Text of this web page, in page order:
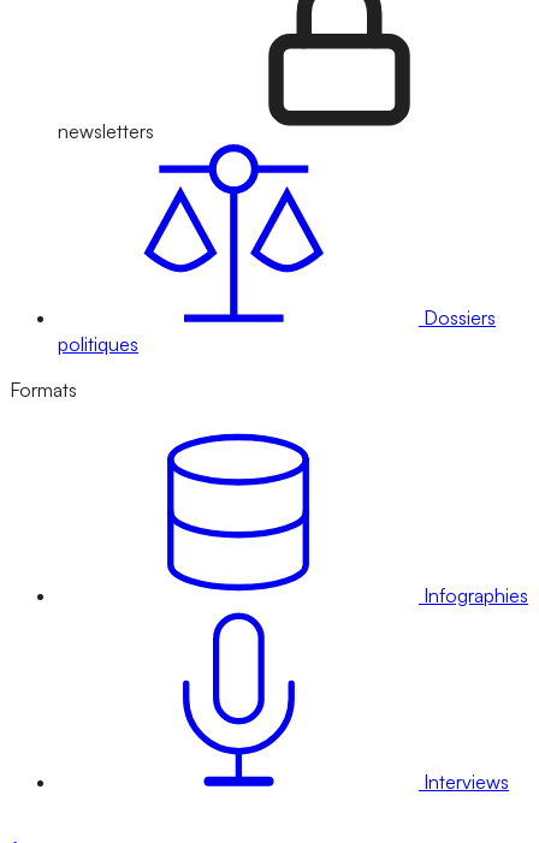
newsletters
Dossiers
politiques
Formats
Infographies
Interviews